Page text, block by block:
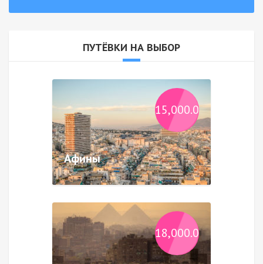
ПУТЁВКИ НА ВЫБОР
15,000.00
Афины
₽18,000.00